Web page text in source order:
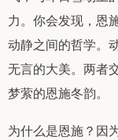
力。你会发现，恩
动静之间的哲学。
无言的大美。两者
梦萦的恩施冬韵。
为什么是恩施？因